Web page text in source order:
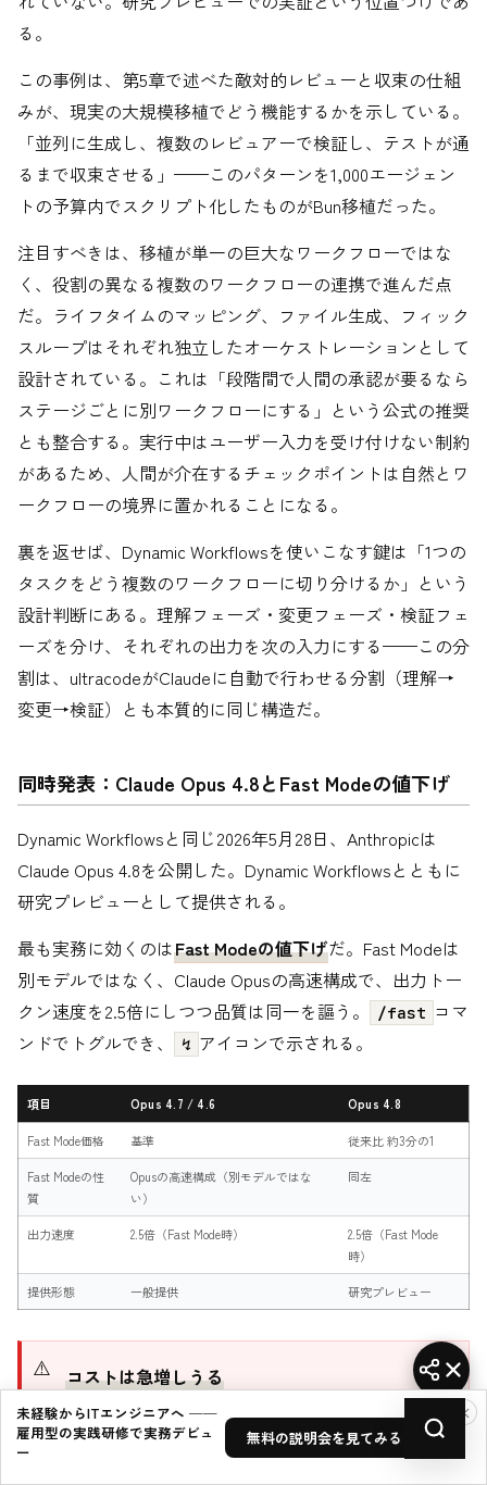
る。
この事例は、第5章で述べた敵対的レビューと収束の仕組
みが、現実の大規模移植でどう機能するかを示している。
「並列に生成し、複数のレビュアーで検証し、テストが通
るまで収束させる」——このパターンを1,000エージェン
トの予算内でスクリプト化したものがBun移植だった。
注目すべきは、移植が単一の巨大なワークフローではな
く、役割の異なる複数のワークフローの連携で進んだ点
だ。ライフタイムのマッピング、ファイル生成、フィック
スループはそれぞれ独立したオーケストレーションとして
設計されている。これは「段階間で人間の承認が要るなら
ステージごとに別ワークフローにする」という公式の推奨
とも整合する。実行中はユーザー入力を受け付けない制約
があるため、人間が介在するチェックポイントは自然とワ
ークフローの境界に置かれることになる。
裏を返せば、Dynamic Workflowsを使いこなす鍵は「1つの
タスクをどう複数のワークフローに切り分けるか」という
設計判断にある。理解フェーズ・変更フェーズ・検証フェ
ーズを分け、それぞれの出力を次の入力にする——この分
割は、ultracodeがClaudeに自動で行わせる分割（理解→
変更→検証）とも本質的に同じ構造だ。
同時発表：Claude Opus 4.8とFast Modeの値下げ
Dynamic Workflowsと同じ2026年5月28日、Anthropicは
Claude Opus 4.8を公開した。Dynamic Workflowsとともに
研究プレビューとして提供される。
最も実務に効くのはFast Modeの値下げだ。Fast Modeは
別モデルではなく、Claude Opusの高速構成で、出力トー
クン速度を2.5倍にしつつ品質は同一を謳う。
/fast コマ
ンドでトグルでき、
↯ アイコンで示される。
項目 Opus 4.7 / 4.6 Opus 4.8
Fast Mode価格 基準 従来比 約3分の1
Fast Modeの性
質
Opusの高速構成（別モデルではな
い）
同左
出力速度 2.5倍（Fast Mode時）
2.5倍（Fast Mode
時）
提供形態 一般提供 研究プレビュー
コストは急増しうる
Dynamic WorkflowsもFast Modeも、典型的なセッ
ションより「はるかに多くのトークンを消費しう
×
未経験からITエンジニアへ ──
雇用型の実践研修で実務デビュ
ー
無料の説明会を見てみる →